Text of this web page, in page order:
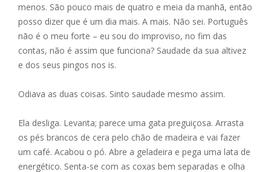
menos. São pouco mais de quatro e meia da manhã, então
posso dizer que é um dia mais. A mais. Não sei. Português
não é o meu forte – eu sou do improviso, no fim das
contas, não é assim que funciona? Saudade da sua altivez
e dos seus pingos nos is.
Odiava as duas coisas. Sinto saudade mesmo assim.
Ela desliga. Levanta; parece uma gata preguiçosa. Arrasta
os pés brancos de cera pelo chão de madeira e vai fazer
um café. Acabou o pó. Abre a geladeira e pega uma lata de
energético. Senta-se com as coxas bem separadas e olha